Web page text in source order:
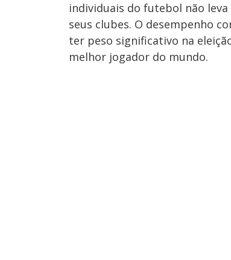
individuais do futebol não
seus clubes. O desempenho
ter peso significativo na
melhor jogador do mundo.